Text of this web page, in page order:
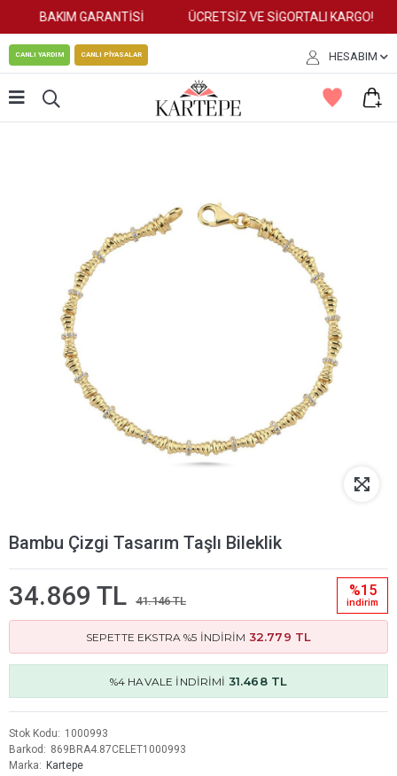
BAKIM GARANTİSİ ÜCRETSİZ VE SİGORTALI KARGO!
CANLI YARDIM CANLI PİYASALAR HESABIM
Bambu Çizgi Tasarım Taşlı Bileklik
34.869 TL 41.146 TL
%15
i̇ndi̇ri̇m
SEPETTE EKSTRA %5 İNDİRİM 32.779 TL
%4 HAVALE İNDİRİMİ 31.468 TL
Stok Kodu
1000993
Barkod
869BRA4.87CELET1000993
Marka
Kartepe